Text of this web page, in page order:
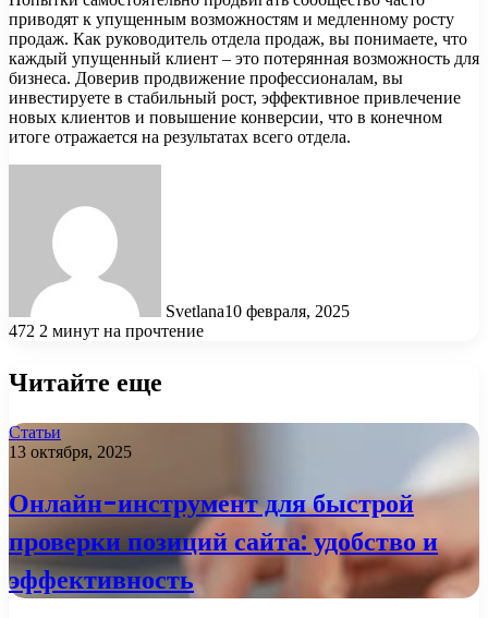
приводят к упущенным возможностям и медленному росту
продаж. Как руководитель отдела продаж, вы понимаете, что
каждый упущенный клиент – это потерянная возможность для
бизнеса. Доверив продвижение профессионалам, вы
инвестируете в стабильный рост, эффективное привлечение
новых клиентов и повышение конверсии, что в конечном
итоге отражается на результатах всего отдела.
Svetlana10 февраля, 2025
472 2 минут на прочтение
Читайте еще
Статьи
13 октября, 2025
Онлайн-инструмент для быстрой
проверки позиций сайта: удобство и
эффективность